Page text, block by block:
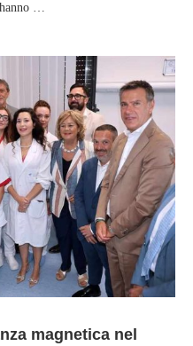
…
magnetica nel